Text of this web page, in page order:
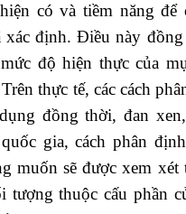
có và tiềm năng để
xác định. Điều này
độ hiện thực của
thực tế, các cách
đồng thời, đan
gia, cách phân
muốn sẽ được xem xét
tượng thuộc cấu phần